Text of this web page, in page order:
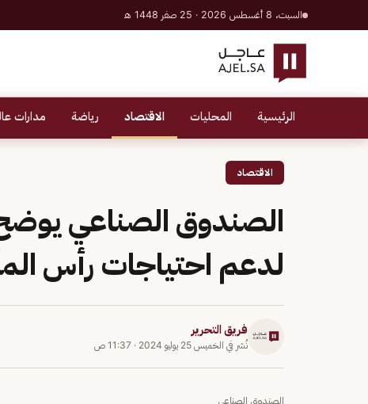
السبت، 8 أغسطس 2026 · 25 صفر 1448 هـ
الرئيسية المحليات الاقتصاد رياضة مدارات
الاقتصاد
الصندوق الصناعي يوضح
لدعم احتياجات رأس
فريق التحرير
نُشر في الخميس 25 يوليو 2024 · 11:37 ص
الصندوق الصناعي